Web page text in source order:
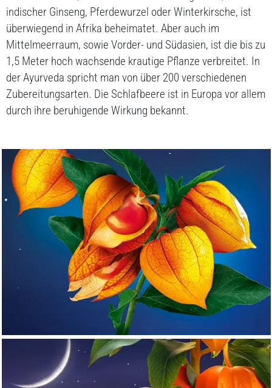
indischer Ginseng, Pferdewurzel oder Winterkirsche, ist
überwiegend in Afrika beheimatet. Aber auch im
Mittelmeerraum, sowie Vorder- und Südasien, ist die bis zu
1,5 Meter hoch wachsende krautige Pflanze verbreitet. In
der Ayurveda spricht man von über 200 verschiedenen
Zubereitungsarten. Die Schlafbeere ist in Europa vor allem
durch ihre beruhigende Wirkung bekannt.